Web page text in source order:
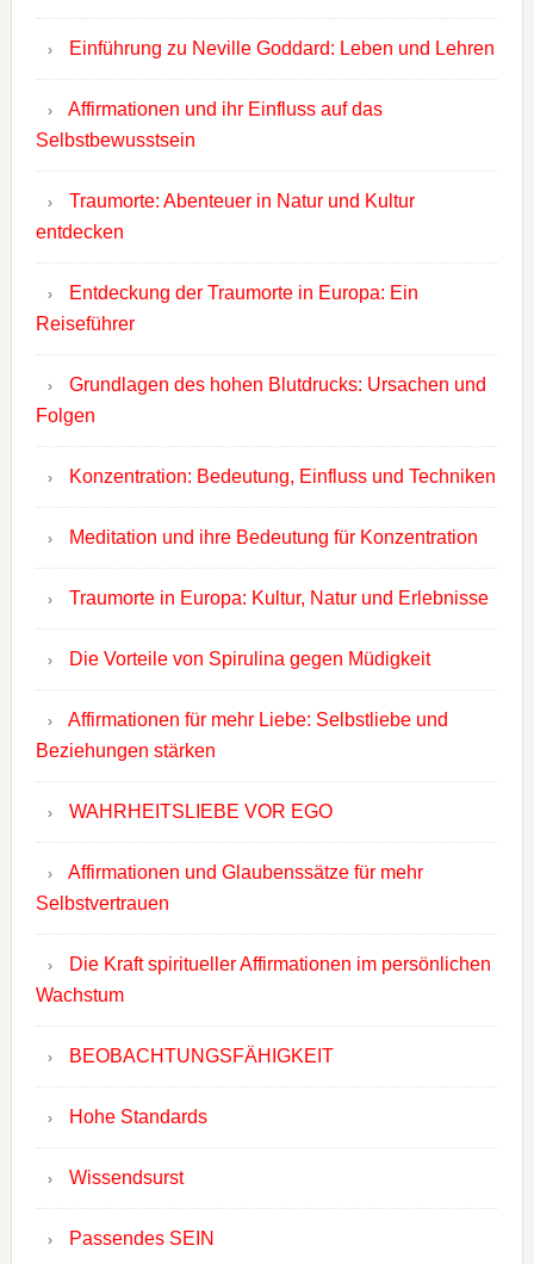
Einführung zu Neville Goddard: Leben und Lehren
Affirmationen und ihr Einfluss auf das
Selbstbewusstsein
Traumorte: Abenteuer in Natur und Kultur
entdecken
Entdeckung der Traumorte in Europa: Ein
Reiseführer
Grundlagen des hohen Blutdrucks: Ursachen und
Folgen
Konzentration: Bedeutung, Einfluss und Techniken
Meditation und ihre Bedeutung für Konzentration
Traumorte in Europa: Kultur, Natur und Erlebnisse
Die Vorteile von Spirulina gegen Müdigkeit
Affirmationen für mehr Liebe: Selbstliebe und
Beziehungen stärken
WAHRHEITSLIEBE VOR EGO
Affirmationen und Glaubenssätze für mehr
Selbstvertrauen
Die Kraft spiritueller Affirmationen im persönlichen
Wachstum
BEOBACHTUNGSFÄHIGKEIT
Hohe Standards
Wissendsurst
Passendes SEIN